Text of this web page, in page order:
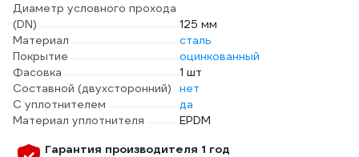
Диаметр условного прохода
(DN)
125 мм
Материал
сталь
Покрытие
оцинкованный
Фасовка
1 шт
Составной (двухсторонний)
нет
С уплотнителем
да
Материал уплотнителя
EPDM
Гарантия производителя 1 год